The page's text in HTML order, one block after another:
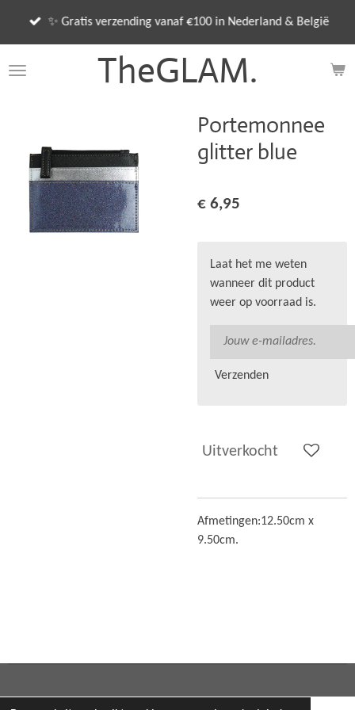
de
TheGLAM.
✨ Gratis verzending vanaf €100 in Nederland & België
Portemonnee
glitter blue
€ 6,95
Laat het me weten
wanneer dit product
weer op voorraad is.
Verzenden
Uitverkocht
Afmetingen:12.50cm x
9.50cm.